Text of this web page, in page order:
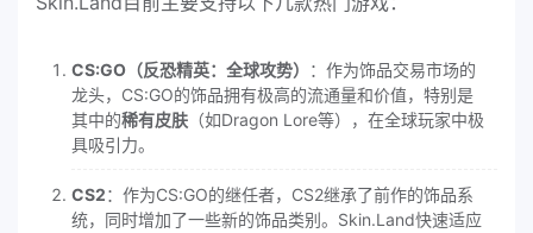
CS:GO（反恐精英：全球攻势）
：作为饰品交易市场的
龙头，CS:GO的饰品拥有极高的流通量和价值，特别是
其中的稀有皮肤 （如Dragon Lore等），在全球玩家中极
具吸引力。
CS2：作为CS:GO的继任者，CS2继承了前作的饰品系
统，同时增加了一些新的饰品类别。Skin.Land快速适应